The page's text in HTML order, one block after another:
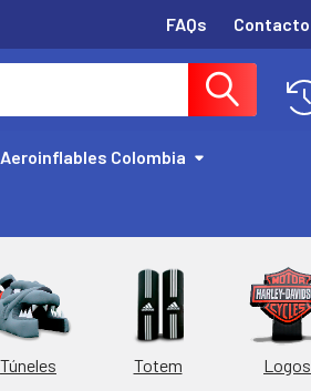
FAQs Contacto
Colombia
Túneles Totem Logos